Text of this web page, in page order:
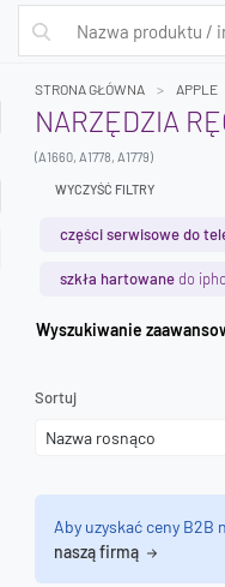
STRONA GŁÓWNA APPLE
NARZĘDZIA
(A1660, A1778, A1779)
WYCZYŚĆ FILTRY
części serwisowe do
szkła hartowane do
Wyszukiwanie
Sortuj
Aby uzyskać ceny B2B
naszą firmą